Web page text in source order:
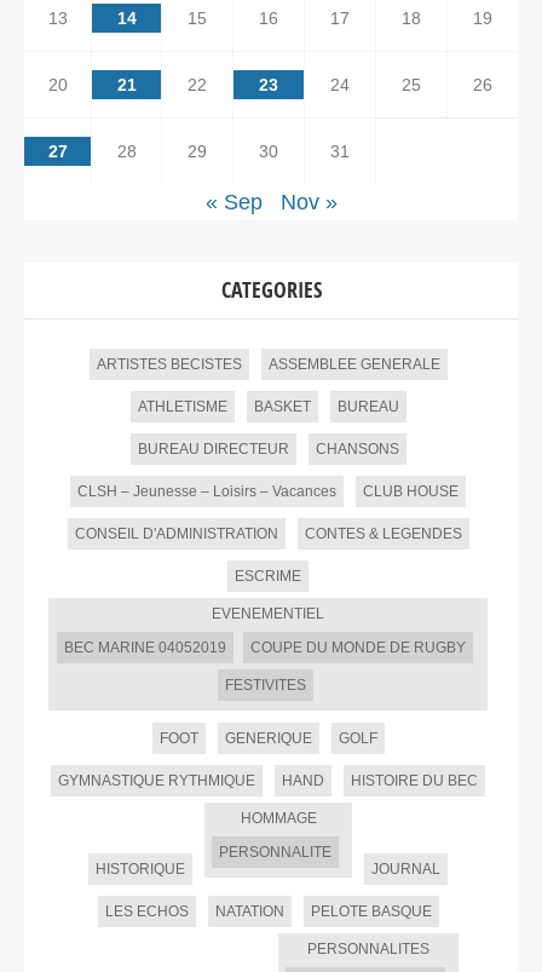
13 14 15 16 17 18 19
20 21 22 23 24 25 26
27 28 29 30 31
« Sep Nov »
CATEGORIES
ARTISTES BECISTES ASSEMBLEE GENERALE
ATHLETISME BASKET BUREAU
BUREAU DIRECTEUR CHANSONS
CLSH – Jeunesse – Loisirs – Vacances CLUB HOUSE
CONSEIL D'ADMINISTRATION CONTES & LEGENDES
ESCRIME
EVENEMENTIEL
BEC MARINE 04052019
COUPE DU MONDE DE RUGBY
FESTIVITES
FOOT GENERIQUE GOLF
GYMNASTIQUE RYTHMIQUE HAND HISTOIRE DU BEC
HISTORIQUE
HOMMAGE
PERSONNALITE
JOURNAL
LES ECHOS NATATION PELOTE BASQUE
PERSONNALITES